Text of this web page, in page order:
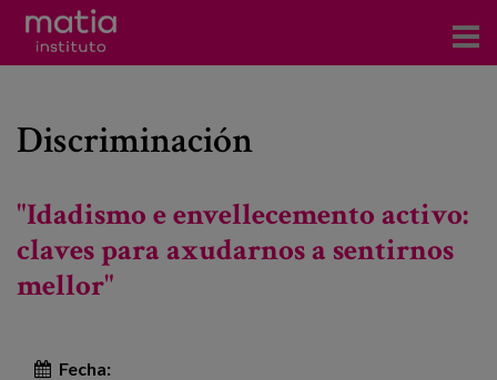
Investigación
Participación en foros
Consultoría
Discriminación
"Idadismo e envellecemento activo:
claves para axudarnos a sentirnos
mellor"
Fecha: